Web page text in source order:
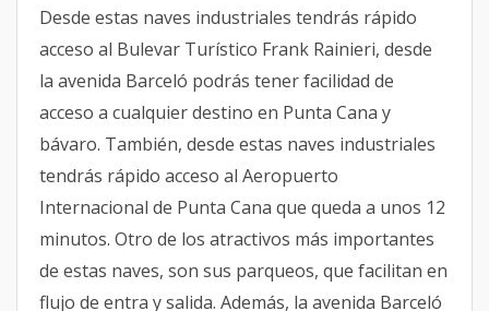
Desde estas naves industriales tendrás rápido
acceso al Bulevar Turístico Frank Rainieri, desde
la avenida Barceló podrás tener facilidad de
acceso a cualquier destino en Punta Cana y
bávaro. También, desde estas naves industriales
tendrás rápido acceso al Aeropuerto
Internacional de Punta Cana que queda a unos 12
minutos. Otro de los atractivos más importantes
de estas naves, son sus parqueos, que facilitan en
flujo de entra y salida. Además, la avenida Barceló